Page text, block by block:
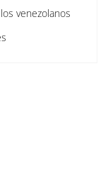
venezolanos